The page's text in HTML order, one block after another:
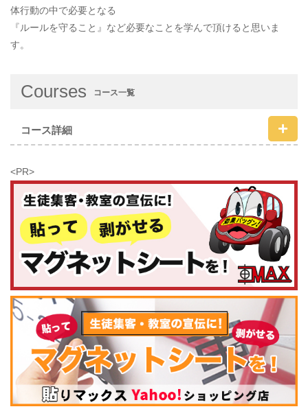
体行動の中で必要となる
『ルールを守ること』など必要なことを学んで頂けると思いま
す。
Courses コース一覧
コース詳細
<PR>